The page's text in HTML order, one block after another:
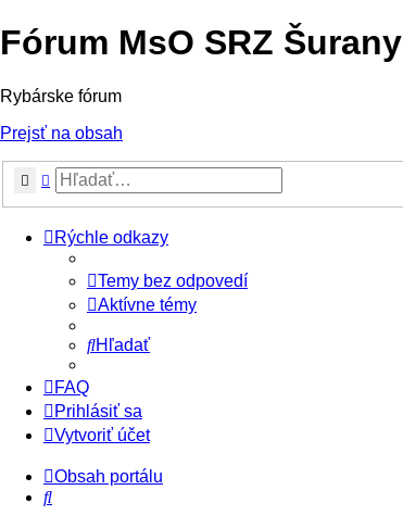
Fórum MsO SRZ Šurany
Rybárske fórum
Prejsť na obsah
HľadaťRozšírené vyhľadávanie
Rýchle odkazy
Temy bez odpovedí
Aktívne témy
Hľadať
FAQ
Prihlásiť sa
Vytvoriť účet
Obsah portálu
Hľadať